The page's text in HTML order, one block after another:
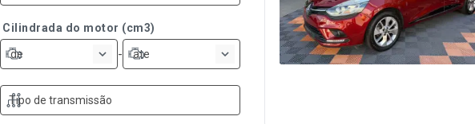
Cilindrada do motor (cm3)
de - ate
Tipo de transmissão